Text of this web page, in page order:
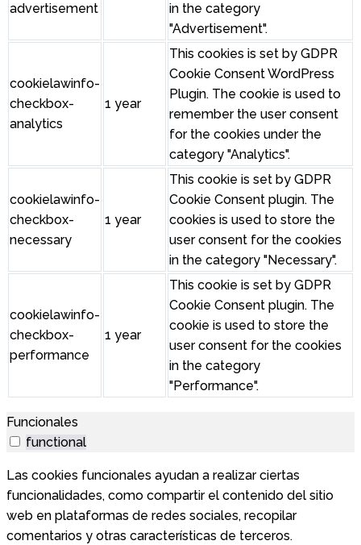
advertisement
in the category
"Advertisement".
cookielawinfo-
checkbox-
analytics
1 year
This cookies is set by GDPR
Cookie Consent WordPress
Plugin. The cookie is used to
remember the user consent
for the cookies under the
category "Analytics".
cookielawinfo-
checkbox-
necessary
1 year
This cookie is set by GDPR
Cookie Consent plugin. The
cookies is used to store the
user consent for the cookies
in the category "Necessary".
cookielawinfo-
checkbox-
performance
1 year
This cookie is set by GDPR
Cookie Consent plugin. The
cookie is used to store the
user consent for the cookies
in the category
"Performance".
Funcionales
functional
Las cookies funcionales ayudan a realizar ciertas
funcionalidades, como compartir el contenido del sitio
web en plataformas de redes sociales, recopilar
comentarios y otras características de terceros.